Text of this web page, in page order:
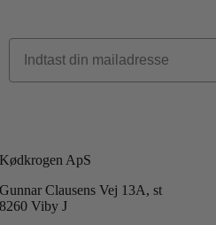
Kødkrogen ApS
Gunnar Clausens Vej 13A, st
8260 Viby J